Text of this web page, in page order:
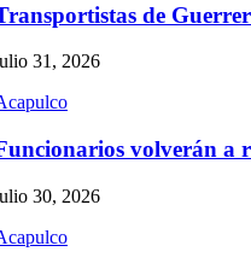
de
31, 2026
volverán a
30, 2026